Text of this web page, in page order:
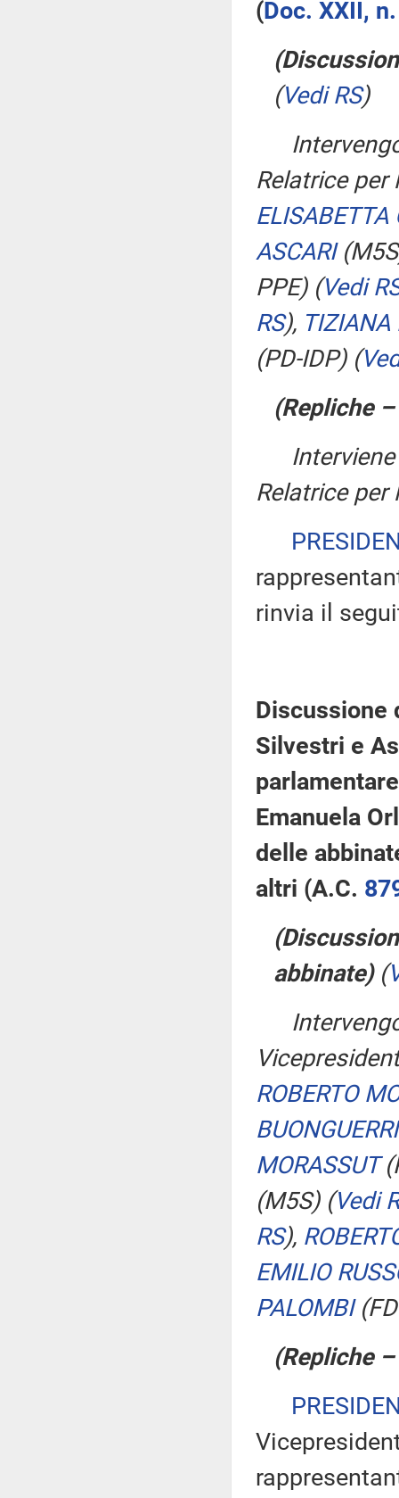
(Doc. XXII,
(Vedi RS)
Relatrice per
ELISABETTA
ASCARI
PPE) (Vedi
RS), TIZIANA
(PD-IDP) (
(Repliche
Relatrice per
rinvia il
Discussione
Silvestri e
Emanuela
delle
altri (A.C.
abbinate) (
ROBERTO
MORASSUT
(M5S) (Vedi
RS),
EMILIO
PALOMBI
(Repliche